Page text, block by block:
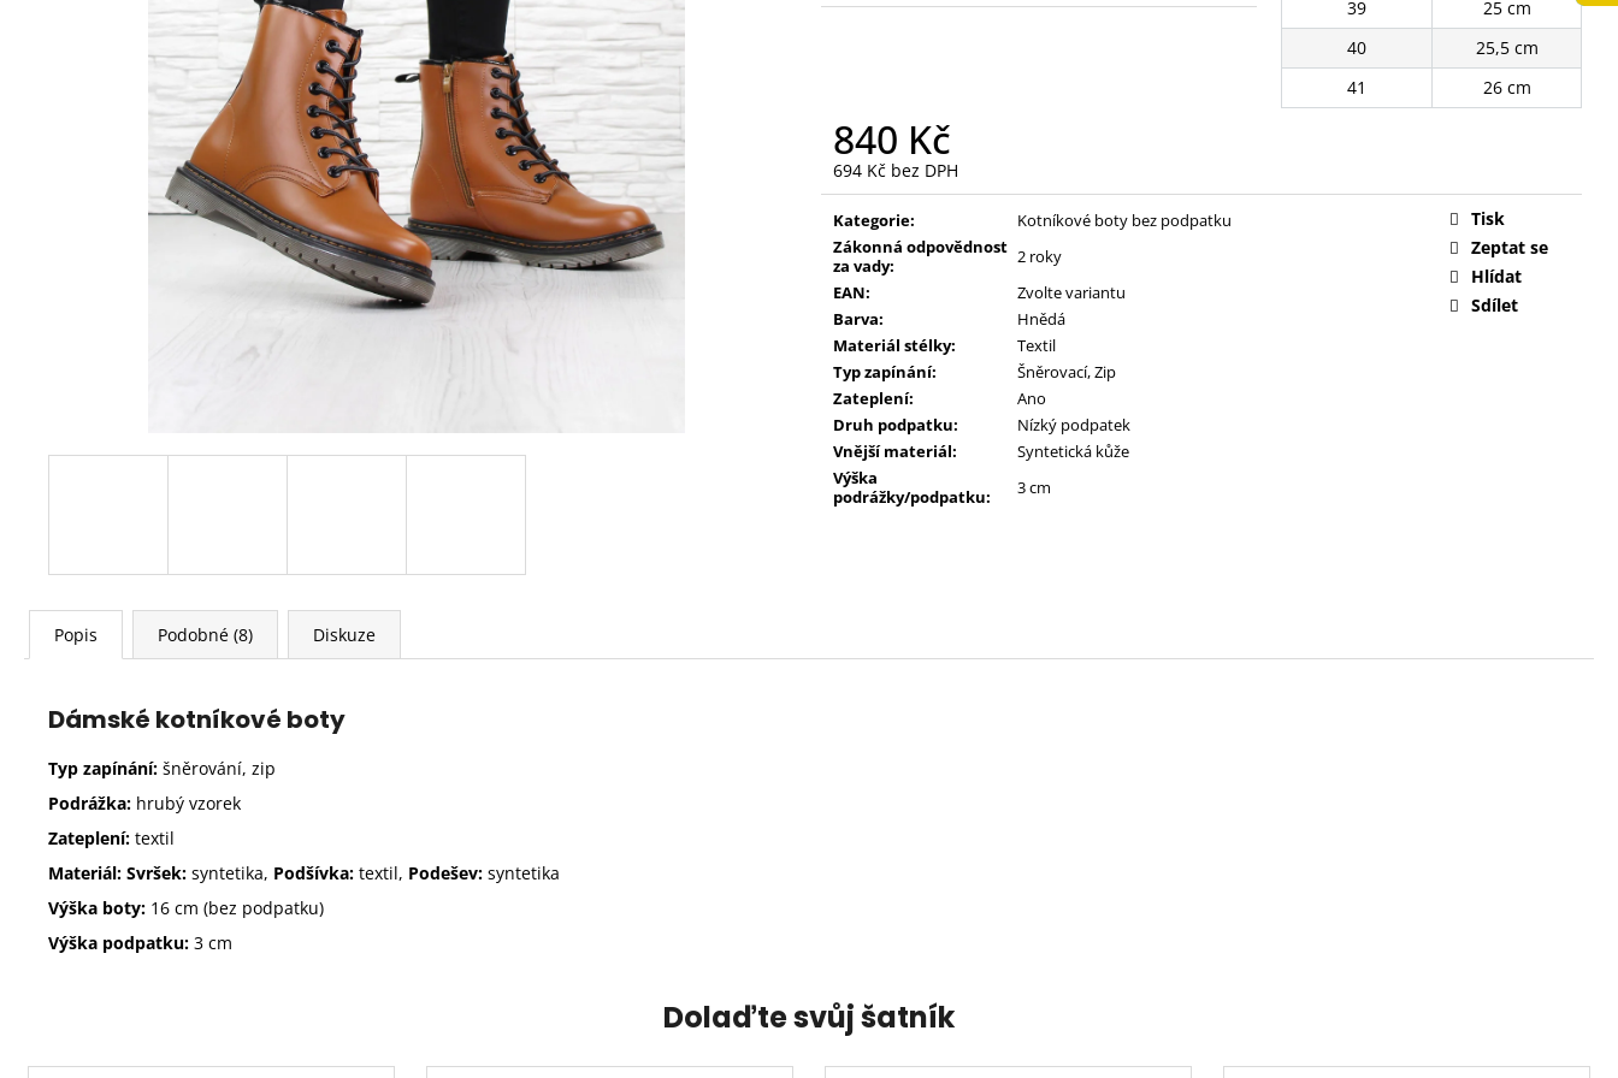
39
25 cm
40
25,5 cm
41
26 cm
840 Kč
694 Kč bez DPH
Měrná
cena:
Kategorie:
Kotníkové boty bez podpatku
Zákonná odpovědnost
za vady:
2 roky
EAN:
Zvolte variantu
Barva:
Hnědá
Materiál stélky:
Textil
Typ zapínání:
Šněrovací,Zip
Zateplení:
Ano
Druh podpatku:
Nízký podpatek
Vnější materiál:
Syntetická kůže
Výška
podrážky/podpatku:
3 cm
Tisk
Zeptat se
Hlídat
Sdílet
Popis Podobné (8) Diskuze
Dámské kotníkové boty
Typ zapínání: šněrování, zip
Podrážka: hrubý vzorek
Zateplení: textil
Materiál: Svršek: syntetika, Podšívka: textil, Podešev: syntetika
Výška boty: 16 cm (bez podpatku)
Výška podpatku: 3 cm
Dolaďte svůj šatník
228 Kč
Původně: 610 Kč
390 Kč
Původně:490 Kč
390 Kč